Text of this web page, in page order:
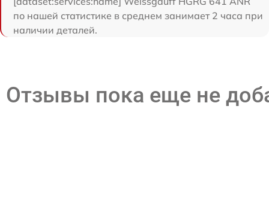
по нашей статистике в среднем занимает 2 часа при
наличии деталей.
Отзывы пока еще не